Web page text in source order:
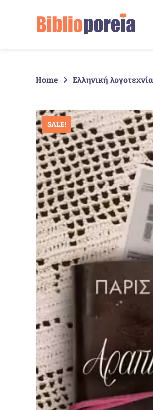
Home Ελληνική λογοτεχνία
SALE!